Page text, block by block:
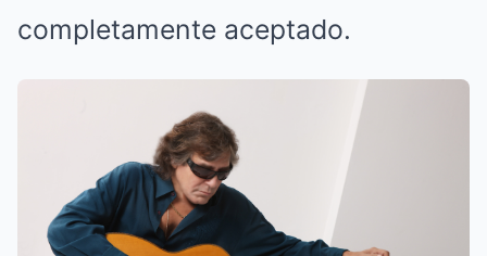
completamente aceptado.